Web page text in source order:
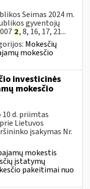
Seimas 2024 m.
gyventojų
2, 8, 16, 17, 21...
Mokesčių
mokesčio
investicinės
mokesčio
d. priimtas
Lietuvos
įsakymas Nr.
mokestis
įstatymų
pakeitimai nuo